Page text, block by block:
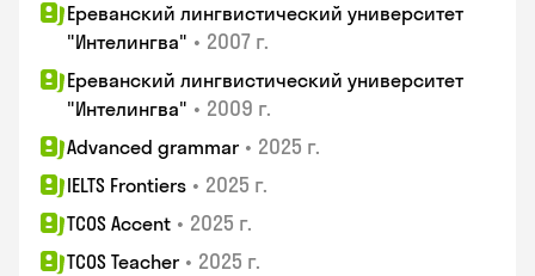
Ереванский лингвистический университет
"Интелингва" • 2007 г.
Ереванский лингвистический университет
"Интелингва" • 2009 г.
Advanced grammar • 2025 г.
IELTS Frontiers • 2025 г.
TCOS Accent • 2025 г.
TCOS Teacher • 2025 г.